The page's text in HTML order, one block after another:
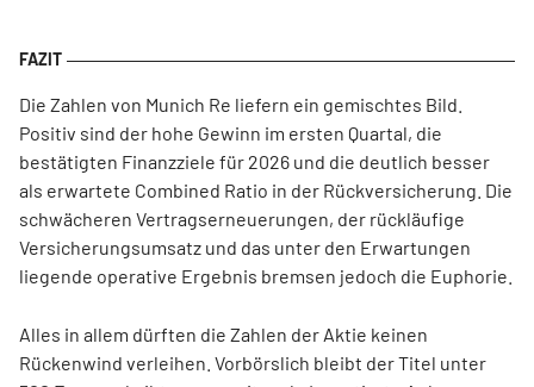
Die Zahlen von Munich Re liefern ein gemischtes Bild.
Positiv sind der hohe Gewinn im ersten Quartal, die
bestätigten Finanzziele für 2026 und die deutlich besser
als erwartete Combined Ratio in der Rückversicherung. Die
schwächeren Vertragserneuerungen, der rückläufige
Versicherungsumsatz und das unter den Erwartungen
liegende operative Ergebnis bremsen jedoch die Euphorie.
Alles in allem dürften die Zahlen der Aktie keinen
Rückenwind verleihen. Vorbörslich bleibt der Titel unter